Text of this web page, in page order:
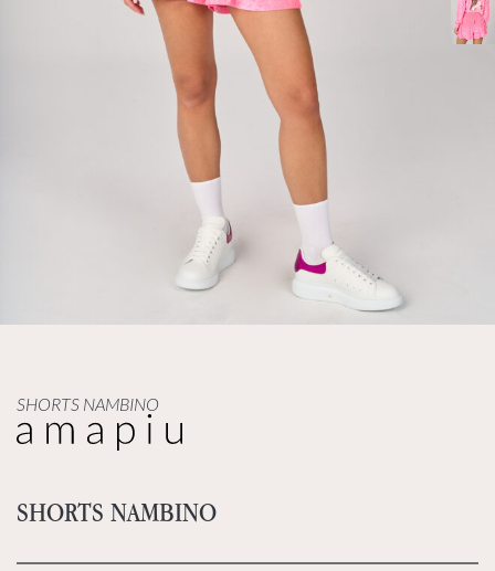
SHORTS NAMBINO
SHORTS NAMBINO